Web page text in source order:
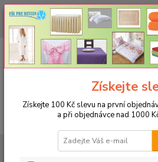
CHCETE NAKOUPIT VĚTŠÍ MNOŽSTVÍ
CENU? Klikněte
CZK
+420 773 794 023
Pondělí-pátek 9-16 hodin
UBRUSY
Slavnostní ubrusy 1333 s
Získejte
Získejte 100 Kč slevu na první
a při objednávce nad 1000